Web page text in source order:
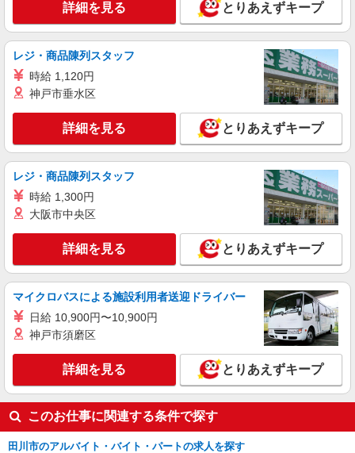
詳細を見る とりあえずキープ
レジ・商品陳列スタッフ
時給 1,120円
神戸市垂水区
詳細を見る とりあえずキープ
レジ・商品陳列スタッフ
時給 1,300円
大阪市中央区
詳細を見る とりあえずキープ
マイクロバスによる施設利用者送迎ドライバー
日給 10,900円〜10,900円
神戸市須磨区
詳細を見る とりあえずキープ
このお仕事に関連する条件で探す
田川市のアルバイト・バイト・パートの求人を探す